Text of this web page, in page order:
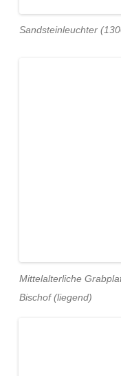
Sandsteinleuchter
Mittelalterliche
Bischof (liegend)